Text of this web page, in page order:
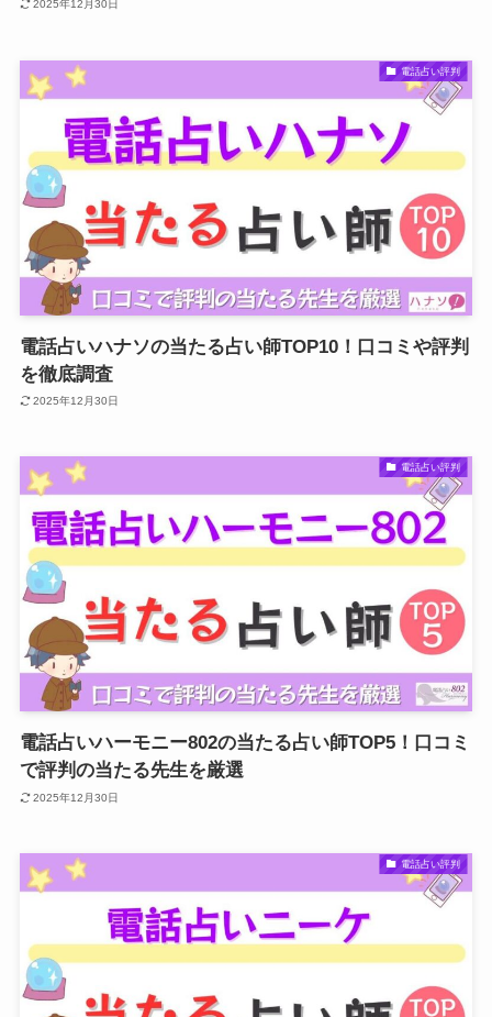
2025年12月30日
電話占い評判
電話占いハナソの当たる占い師TOP10！口コミや評判
を徹底調査
2025年12月30日
電話占い評判
電話占いハーモニー802の当たる占い師TOP5！口コミ
で評判の当たる先生を厳選
2025年12月30日
電話占い評判